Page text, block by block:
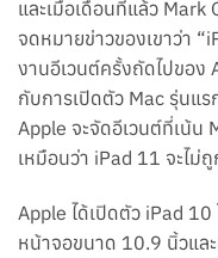
และเมื่อเดือนที่แล้ว Mark
จดหมายข่าวของเขาว่า
งานอีเวนต์ครั้งถัดไปของ
กับการเปิดตัว Mac รุ่นแร
Apple จะจัดอีเวนต์ที่เน้น
เหมือนว่า iPad 11 จะไม่
Apple ได้เปิดตัว iPad
หน้าจอขนาด 10.9 นิ้วแล